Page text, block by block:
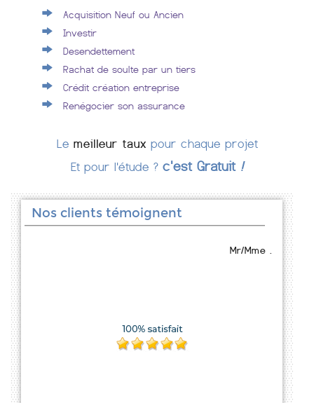
Acquisition Neuf ou Ancien
Investir
Desendettement
Rachat de soulte par un tiers
Crédit création entreprise
Renégocier son assurance
Le meilleur taux pour chaque projet
Et pour l'étude ? c'est Gratuit !
Nos clients témoignent
Mr/Mme .